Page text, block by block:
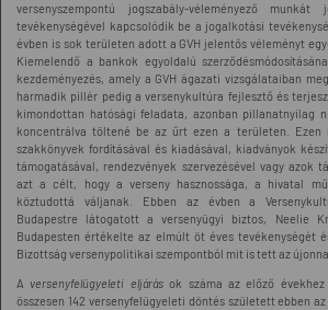
versenyszempontú jogszabály-véleményező
tevékenységével kapcsolódik be a jogalkotási
évben is sok területen adott a GVH jelentős véleményt
Kiemelendő a bankok egyoldalú
kezdeményezés, amely a GVH ágazati vizsgálataiban
harmadik pillér pedig a versenykultúra fejlesztő és
kimondottan hatósági feladata, azonban pillanatnyilag
koncentrálva töltené be az űrt ezen a területen. Ezen
szakkönyvek fordításával és kiadásával, kiadványok
támogatásával, rendezvények szervezésével vagy azok
azt a célt, hogy a verseny hasznossága, a hivatal
köztudottá váljanak. Ebben az évben a
Budapestre látogatott a versenyügyi biztos, Neelie
Budapesten értékelte az elmúlt öt éves tevékenységét
Bizottság versenypolitikai szempontból mit is tett az
A versenyfelügyeleti eljárások száma az előző
összesen 142 versenyfelügyeleti döntés született ebben